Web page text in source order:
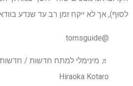
לסוף), אך לא ייקח זמן רב עד שנדע
@tomsguide
Hiraoka Kotaro